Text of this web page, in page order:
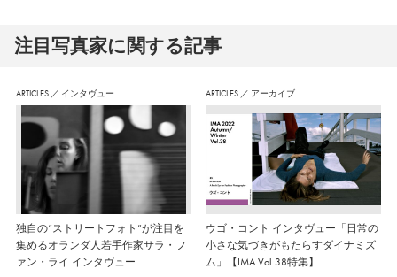
注⽬写真家に関する記事
ARTICLES ／ インタヴュー
独自の“ストリートフォト”が注目を
集めるオランダ人若手作家サラ・フ
ァン・ライ インタヴュー
ARTICLES ／ アーカイブ
ウゴ・コント インタヴュー「日常の
小さな気づきがもたらすダイナミズ
ム」【IMA Vol.38特集】